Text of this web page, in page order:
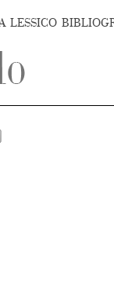
LESSICO